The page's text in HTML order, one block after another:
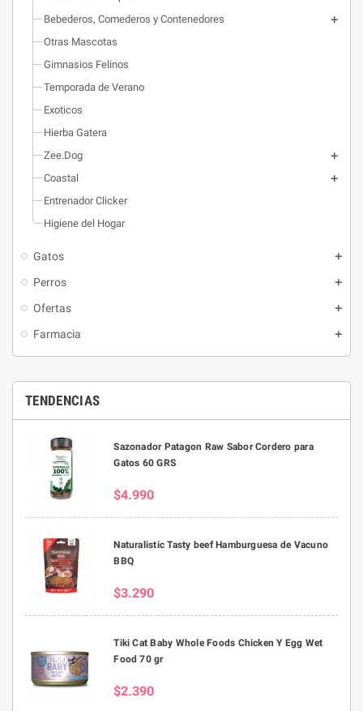
Bebederos, Comederos y Contenedores
Otras Mascotas
Gimnasios Felinos
Temporada de Verano
Exoticos
Hierba Gatera
Zee.Dog
Coastal
Entrenador Clicker
Higiene del Hogar
Gatos
Perros
Ofertas
Farmacia
TENDENCIAS
Sazonador Patagon Raw Sabor Cordero para
Gatos 60 GRS
$4.990
Naturalistic Tasty beef Hamburguesa de Vacuno
BBQ
$3.290
Tiki Cat Baby Whole Foods Chicken Y Egg Wet
Food 70 gr
$2.390